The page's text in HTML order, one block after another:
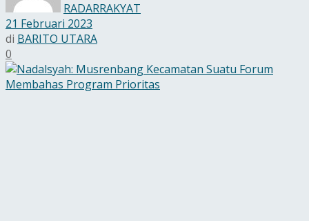
RADARRAKYAT
21 Februari 2023
di BARITO UTARA
0